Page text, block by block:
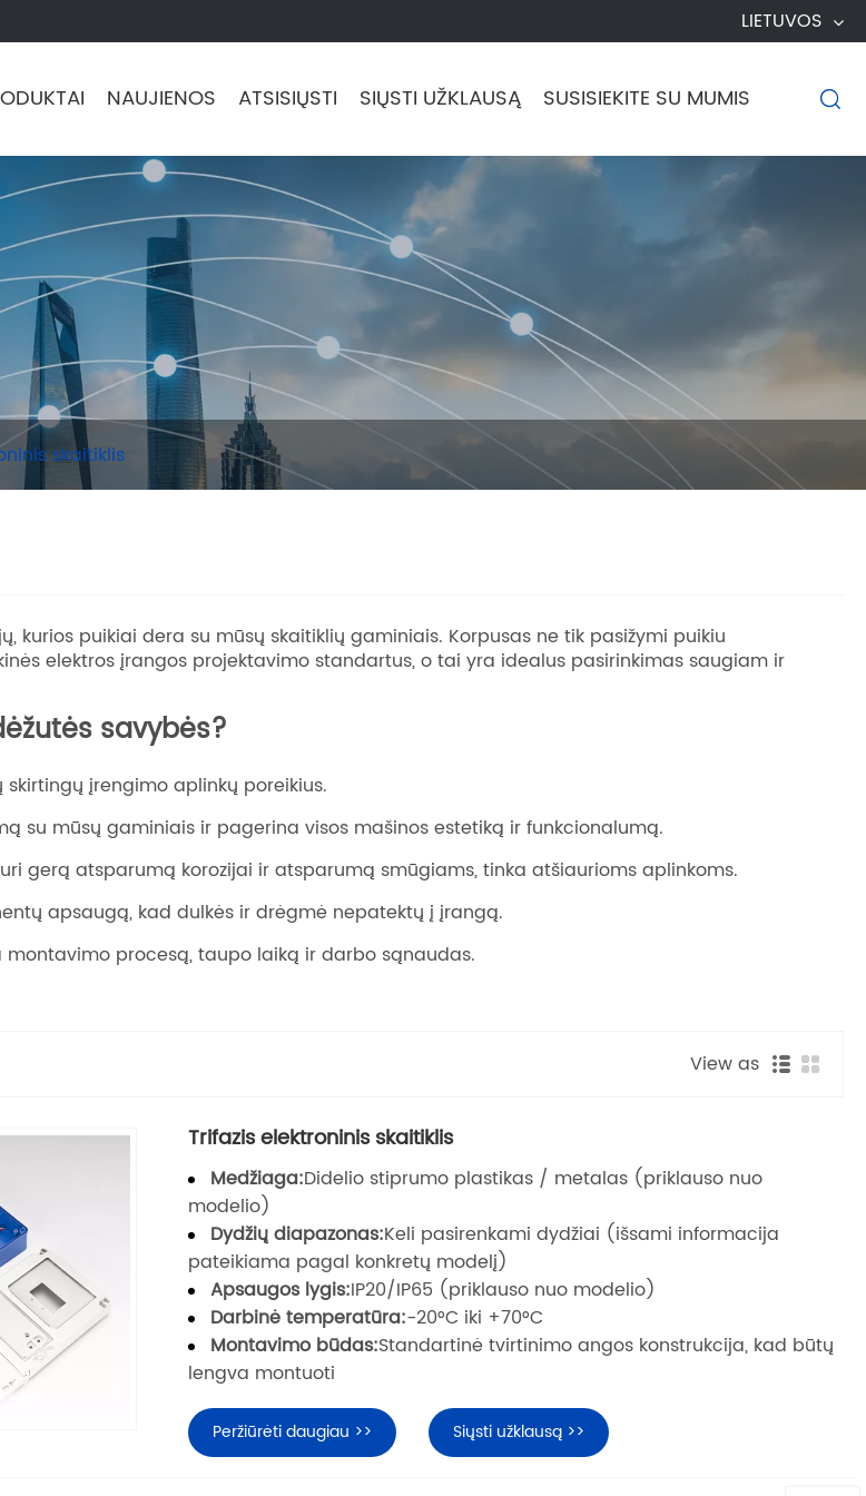
LIETUVOS
NAUJIENOS ATSISIŲSTI SIŲSTI UŽKLAUSĄ SUSISIEKITE SU MUMIS 
skaitiklis
kurios puikiai dera su mūsų skaitiklių gaminiais. Korpusas ne tik pasižymi puikiu
elektros įrangos projektavimo standartus, o tai yra idealus pasirinkimas saugiam ir
savybės?
įrengimo aplinkų poreikius.
su mūsų gaminiais ir pagerina visos mašinos estetiką ir funkcionalumą.
gerą atsparumą korozijai ir atsparumą smūgiams, tinka atšiaurioms aplinkoms.
apsaugą, kad dulkės ir drėgmė nepatektų į įrangą.
procesą, taupo laiką ir darbo sąnaudas.
View as
Trifazis elektroninis skaitiklis
Medžiaga:Didelio stiprumo plastikas / metalas (priklauso nuo
modelio)
Dydžių diapazonas:Keli pasirenkami dydžiai (išsami informacija
pateikiama pagal konkretų modelį)
Apsaugos lygis:IP20/IP65 (priklauso nuo modelio)
Darbinė temperatūra:-20°C iki +70°C
Montavimo būdas:Standartinė tvirtinimo angos konstrukcija, kad būtų
lengva montuoti
Peržiūrėti daugiau >> Siųsti užklausą >>